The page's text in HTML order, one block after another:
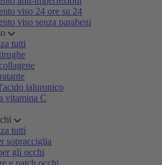
viso 24 ore su 24
viso senza parabeni
tutti
ialuronico
vitamina C
tutti
sopracciglia
gli occhi
e patch occhi